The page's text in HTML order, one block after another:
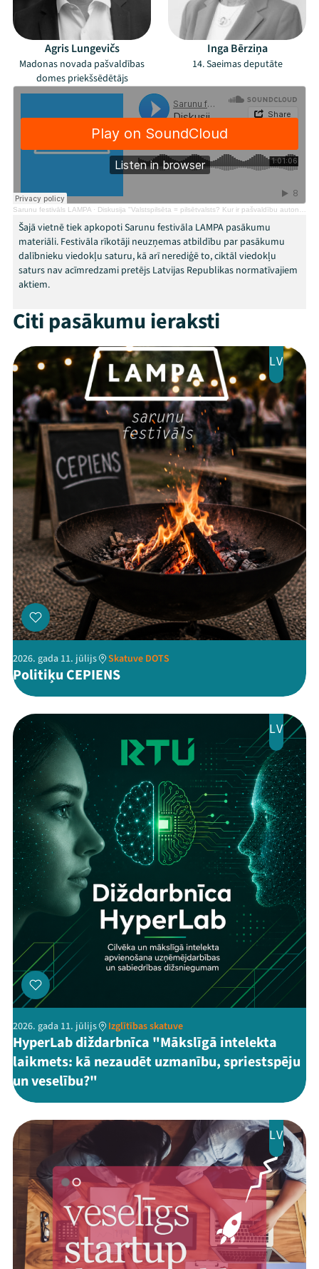
Mana programma
Programma
Arhīvs
Viņi bija LAMPĀ 2026
Jaunumi
Ziedo
Veikals
Kontakti
FacebookYoutube
X Instagram
Flick TikTok
Agris Lungevičs
Madonas novada pašvaldības
domes priekšsēdētājs
Inga Bērziņa
14. Saeimas deputāte
Sarunu festivāls LAMPA · Diskusija "Valstspilsēta = pilsētvalsts? Kur ir pašvaldību autonomijas robežas?"
Šajā vietnē tiek apkopoti Sarunu festivāla LAMPA pasākumu
materiāli. Festivāla rīkotāji neuzņemas atbildību par pasākumu
dalībnieku viedokļu saturu, kā arī nerediģē to, ciktāl viedokļu
saturs nav acīmredzami pretējs Latvijas Republikas normatīvajiem
aktiem.
Citi pasākumu ieraksti
LV
2026. gada 11. jūlijs Skatuve DOTS
Politiķu CEPIENS
LV
2026. gada 11. jūlijs Izglītības skatuve
HyperLab diždarbnīca "Mākslīgā intelekta
laikmets: kā nezaudēt uzmanību, spriestspēju
un veselību?"
LV